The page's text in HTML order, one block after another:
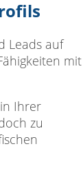
Leads auf
mit
Ihrer
zu